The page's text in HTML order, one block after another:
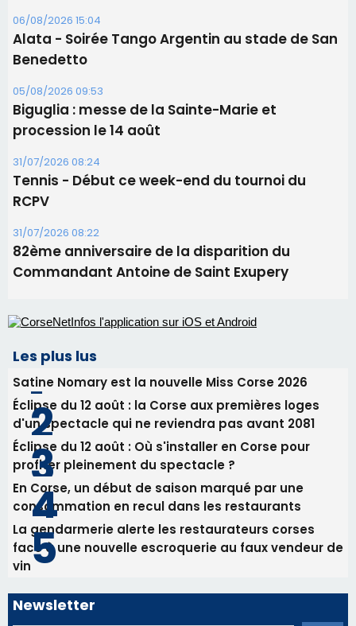
06/08/2026 15:04
Alata - Soirée Tango Argentin au stade de San
Benedetto
05/08/2026 09:53
Biguglia : messe de la Sainte-Marie et
procession le 14 août
31/07/2026 08:24
Tennis - Début ce week-end du tournoi du
RCPV
31/07/2026 08:22
82ème anniversaire de la disparition du
Commandant Antoine de Saint Exupery
Les plus lus
Satine Nomary est la nouvelle Miss Corse 2026
Éclipse du 12 août : la Corse aux premières loges
d'un spectacle qui ne reviendra pas avant 2081
Éclipse du 12 août : Où s'installer en Corse pour
profiter pleinement du spectacle ?
En Corse, un début de saison marqué par une
consommation en recul dans les restaurants
La gendarmerie alerte les restaurateurs corses
face à une nouvelle escroquerie au faux vendeur de
vin
Newsletter